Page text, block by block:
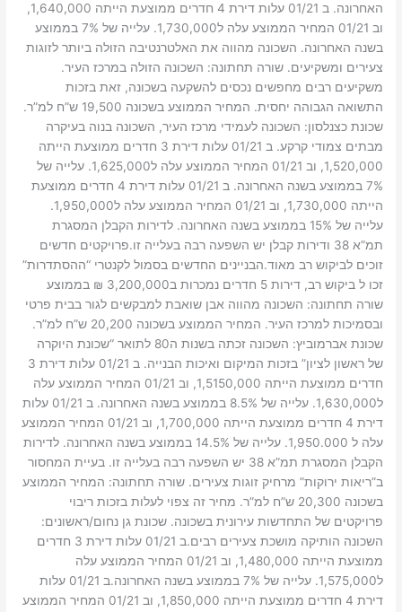
האחרונה. ב 01/21 עלות דירת 4 חדרים ממוצעת הייתה 1,640,000,
וב 01/21 המחיר הממוצע עלה ל1,730,000. עלייה של 7% בממוצע
בשנה האחרונה. השכונה מהווה את האלטרנטיבה הזולה ביותר לזוגות
צעירים ומשקיעים. שורה תחתונה: השכונה הזולה במרכז העיר.
משקיעים רבים מחפשים נכסים להשקעה בשכונה, זאת בזכות
התשואה הגבוהה יחסית. המחיר הממוצע בשכונה 19,500 ש”ח למ”ר.
שכונת כצנלסון: השכונה לעמידי מרכז העיר, השכונה בנוה בעיקרה
מבתים צמודי קרקע. ב 01/21 עלות דירת 3 חדרים ממוצעת הייתה
1,520,000, וב 01/21 המחיר הממוצע עלה ל1,625,000. עלייה של
7% בממוצע בשנה האחרונה. ב 01/21 עלות דירת 4 חדרים ממוצעת
הייתה 1,730,000, וב 01/21 המחיר הממוצע עלה ל1,950,000.
עלייה של 15% בממוצע בשנה האחרונה. לדירות הקבלן המסגרת
תמ”א 38 ודירות קבלן יש השפעה רבה בעלייה זו.פרויקטים חדשים
זוכים לביקוש רב מאוד.הבניינים החדשים בסמול לקנטרי “ההסתדרות”
זכו ל ביקוש רב, דירות 5 חדרים נמכרות ב3,200,000 ₪ בממוצע
שורה תחתונה: השכונה מהווה אבן שואבת למבקשים לגור בבית פרטי
ובסמיכות למרכז העיר. המחיר הממוצע בשכונה 20,200 ש”ח למ”ר.
שכונת אברמוביץ: השכונה זכתה בשנות ה80 לתואר “שכונת היוקרה
של ראשון לציון” בזכות המיקום ואיכות הבנייה. ב 01/21 עלות דירת 3
חדרים ממוצעת הייתה 1,5150,000, וב 01/21 המחיר הממוצע עלה
ל1,630,000. עלייה של 8.5% בממוצע בשנה האחרונה. ב 01/21 עלות
דירת 4 חדרים ממוצעת הייתה 1,700,000, וב 01/21 המחיר הממוצע
עלה ל 1,950.000. עלייה של 14.5% בממוצע בשנה האחרונה. לדירות
הקבלן המסגרת תמ”א 38 יש השפעה רבה בעלייה זו. בעיית המחסור
ב”ריאות ירוקות” מרחיק זוגות צעירים. שורה תחתונה: המחיר הממוצע
בשכונה 20,300 ש”ח למ”ר. מחיר זה צפוי לעלות בזכות ריבוי
פרויקטים של התחדשות עירונית בשכונה. שכונת גן נחום/ראשונים:
השכונה הותיקה מושכת צעירים רבים.ב 01/21 עלות דירת 3 חדרים
ממוצעת הייתה 1,480,000, וב 01/21 המחיר הממוצע עלה
ל1,575,000. עלייה של 7% בממוצע בשנה האחרונה.ב 01/21 עלות
דירת 4 חדרים ממוצעת הייתה 1,850,000, וב 01/21 המחיר הממוצע